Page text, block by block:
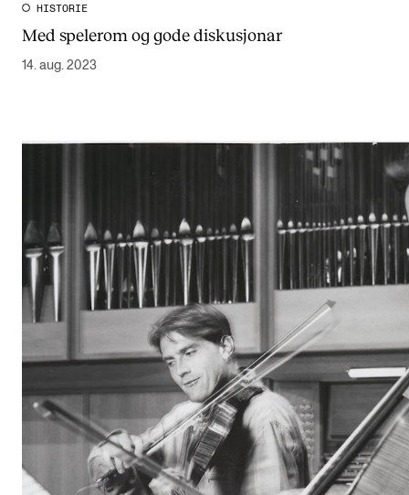
HISTORIE
Med spelerom og gode diskusjonar
14. aug. 2023